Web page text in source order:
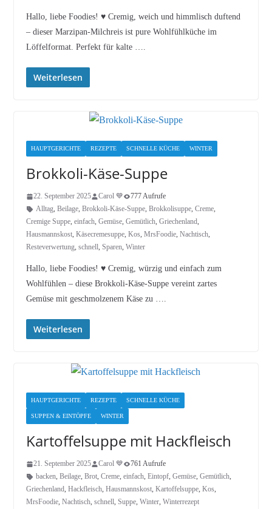
Hallo, liebe Foodies! ♥︎ Cremig, weich und himmlisch duftend
– dieser Marzipan-Milchreis ist pure Wohlfühlküche im
Löffelformat. Perfekt für kalte ….
Weiterlesen
HAUPTGERICHTE REZEPTE SCHNELLE KÜCHE WINTER
Brokkoli-Käse-Suppe
22. September 2025 Carol 💙
777 Aufrufe
Alltag, Beilage, Brokkoli-Käse-Suppe, Brokkolisuppe, Creme,
Cremige Suppe, einfach, Gemüse, Gemütlich, Griechenland,
Hausmannskost, Käsecremesuppe, Kos, MrsFoodie, Nachtisch,
Resteverwertung, schnell, Sparen, Winter
Hallo, liebe Foodies! ♥︎ Cremig, würzig und einfach zum
Wohlfühlen – diese Brokkoli-Käse-Suppe vereint zartes
Gemüse mit geschmolzenem Käse zu ….
Weiterlesen
HAUPTGERICHTE REZEPTE SCHNELLE KÜCHE
SUPPEN & EINTÖPFE WINTER
Kartoffelsuppe mit Hackfleisch
21. September 2025 Carol 💙
761 Aufrufe
backen, Beilage, Brot, Creme, einfach, Eintopf, Gemüse, Gemütlich,
Griechenland, Hackfleisch, Hausmannskost, Kartoffelsuppe, Kos,
MrsFoodie, Nachtisch, schnell, Suppe, Winter, Winterrezept